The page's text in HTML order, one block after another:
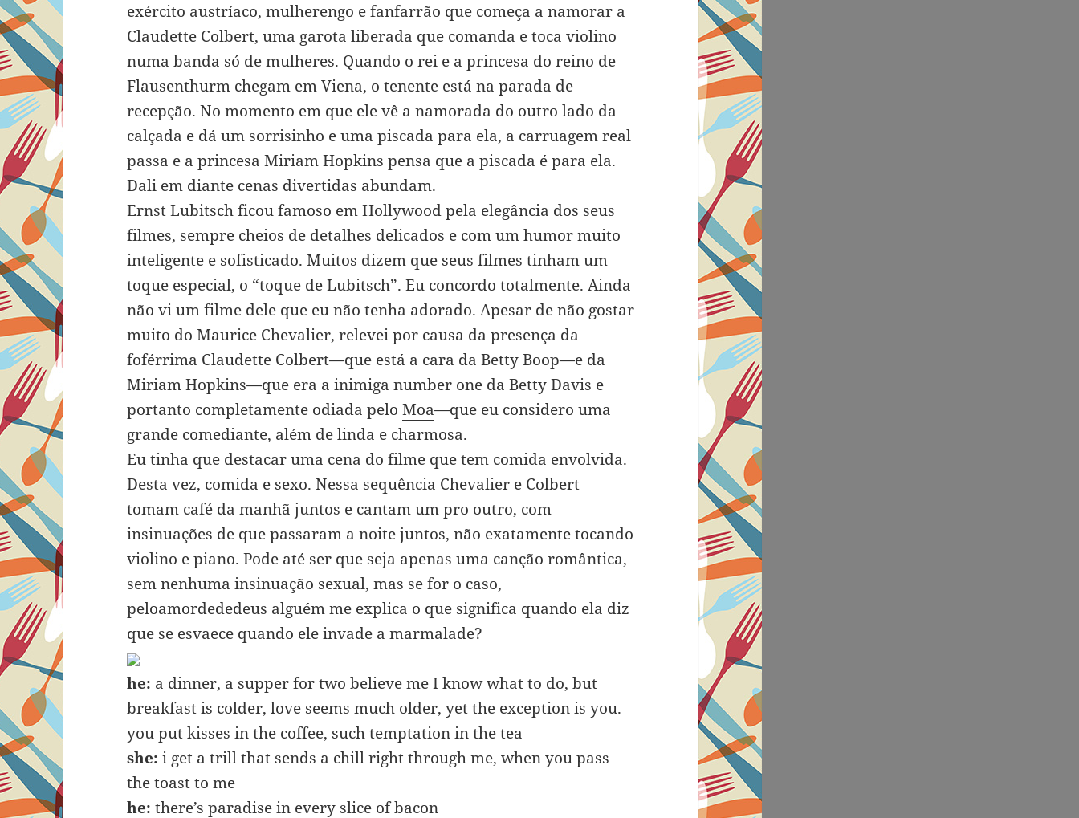
exército austríaco, mulherengo e fanfarrão que começa a namorar a
Claudette Colbert, uma garota liberada que comanda e toca violino
numa banda só de mulheres. Quando o rei e a princesa do reino de
Flausenthurm chegam em Viena, o tenente está na parada de
recepção. No momento em que ele vê a namorada do outro lado da
calçada e dá um sorrisinho e uma piscada para ela, a carruagem real
passa e a princesa Miriam Hopkins pensa que a piscada é para ela.
Dali em diante cenas divertidas abundam.
Ernst Lubitsch ficou famoso em Hollywood pela elegância dos seus
filmes, sempre cheios de detalhes delicados e com um humor muito
inteligente e sofisticado. Muitos dizem que seus filmes tinham um
toque especial, o “toque de Lubitsch”. Eu concordo totalmente. Ainda
não vi um filme dele que eu não tenha adorado. Apesar de não gostar
muito do Maurice Chevalier, relevei por causa da presença da
foférrima Claudette Colbert—que está a cara da Betty Boop—e da
Miriam Hopkins—que era a inimiga number one da Betty Davis e
portanto completamente odiada peloMoa—que eu considero uma
grande comediante, além de linda e charmosa.
Eu tinha que destacar uma cena do filme que tem comida envolvida.
Desta vez, comida e sexo. Nessa sequência Chevalier e Colbert
tomam café da manhã juntos e cantam um pro outro, com
insinuações de que passaram a noite juntos, não exatamente tocando
violino e piano. Pode até ser que seja apenas uma canção romântica,
sem nenhuma insinuação sexual, mas se for o caso,
peloamordededeus alguém me explica o que significa quando ela diz
que se esvaece quando ele invade a marmalade?
he: a dinner, a supper for two believe me I know what to do, but
breakfast is colder, love seems much older, yet the exception is you.
you put kisses in the coffee, such temptation in the tea
she: i get a trill that sends a chill right through me, when you pass
the toast to me
he: there’s paradise in every slice of bacon